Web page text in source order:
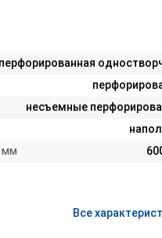
перфорированная
несъемные
мм
Все